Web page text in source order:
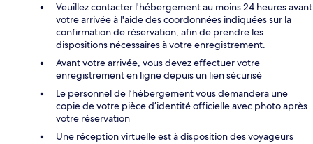
Veuillez contacter l'hébergement au moins 24 heures avant
votre arrivée à l'aide des coordonnées indiquées sur la
confirmation de réservation, afin de prendre les
dispositions nécessaires à votre enregistrement.
Avant votre arrivée, vous devez effectuer votre
enregistrement en ligne depuis un lien sécurisé
Le personnel de l’hébergement vous demandera une
copie de votre pièce d’identité officielle avec photo après
votre réservation
Une réception virtuelle est à disposition des voyageurs